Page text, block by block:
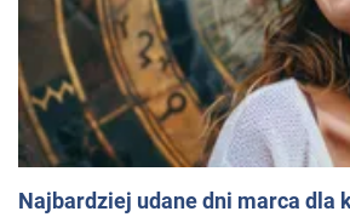
Najbardziej udane dni marca dla